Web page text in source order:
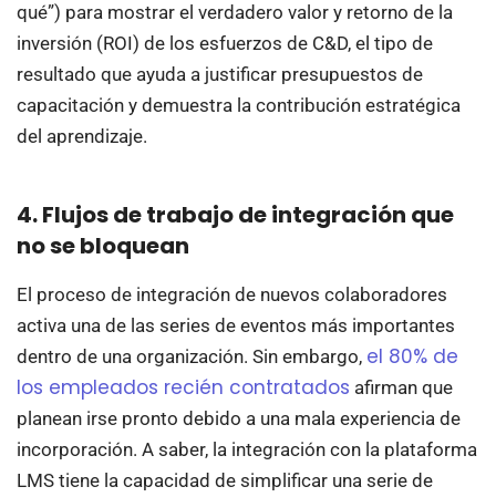
qué”) para mostrar el verdadero valor y retorno de la
inversión (ROI) de los esfuerzos de C&D, el tipo de
resultado que ayuda a justificar presupuestos de
capacitación y demuestra la contribución estratégica
del aprendizaje.
4. Flujos de trabajo de integración que
no se bloquean
El proceso de integración de nuevos colaboradores
activa una de las series de eventos más importantes
dentro de una organización. Sin embargo, el 80% de
los empleados recién contratados afirman que
planean irse pronto debido a una mala experiencia de
incorporación. A saber, la integración con la plataforma
LMS tiene la capacidad de simplificar una serie de